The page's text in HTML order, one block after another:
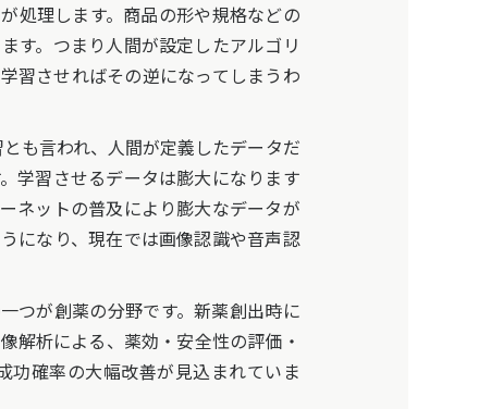
処理します。商品の形や規格などの
す。つまり人間が設定したアルゴリ
習させればその逆になってしまうわ
も言われ、人間が定義したデータだ
学習させるデータは膨大になります
ネットの普及により膨大なデータが
になり、現在では画像認識や音声認
つが創薬の分野です。新薬創出時に
解析による、薬効・安全性の評価・
功確率の大幅改善が見込まれていま